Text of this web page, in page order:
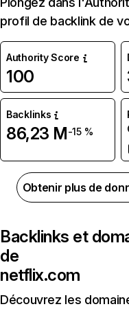
profil de backlink de
Authority Score
100
Backlinks
86,23 M-15 %
Obtenir plus de
Backlinks et
de
netflix.com
Découvrez les